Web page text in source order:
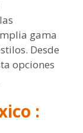
gama
Desde
opciones
: